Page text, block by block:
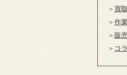
買取
作
販
コ